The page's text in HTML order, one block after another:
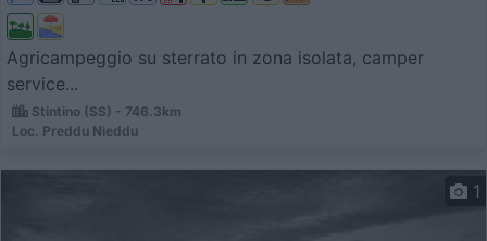
Agricampeggio su sterrato in zona isolata, camper
service...
Stintino (SS) - 746.3km
Loc. Preddu Nieddu
1